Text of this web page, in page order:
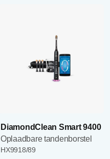
DiamondClean Smart 9400
Oplaadbare tandenborstel
HX9918/89